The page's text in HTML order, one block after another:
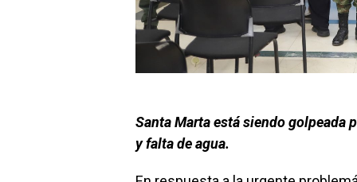
Santa Marta está siendo golpeada
y falta de agua.